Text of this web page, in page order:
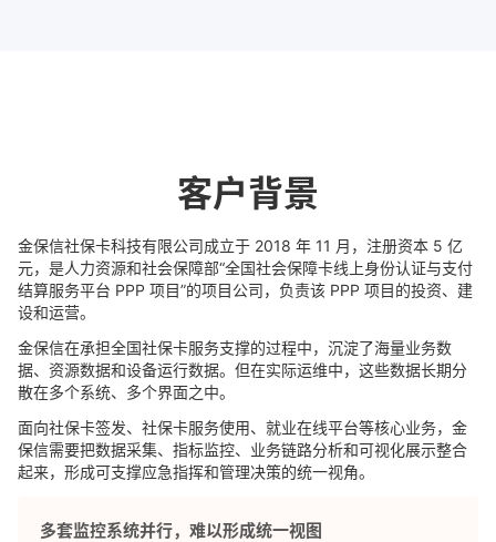
客户背景
金保信社保卡科技有限公司成立于 2018 年 11 月，注册资本 5 亿
元，是人力资源和社会保障部“全国社会保障卡线上身份认证与支付
结算服务平台 PPP 项目”的项目公司，负责该 PPP 项目的投资、建
设和运营。
金保信在承担全国社保卡服务支撑的过程中，沉淀了海量业务数
据、资源数据和设备运行数据。但在实际运维中，这些数据长期分
散在多个系统、多个界面之中。
面向社保卡签发、社保卡服务使用、就业在线平台等核心业务，金
保信需要把数据采集、指标监控、业务链路分析和可视化展示整合
起来，形成可支撑应急指挥和管理决策的统一视角。
多套监控系统并行，难以形成统一视图